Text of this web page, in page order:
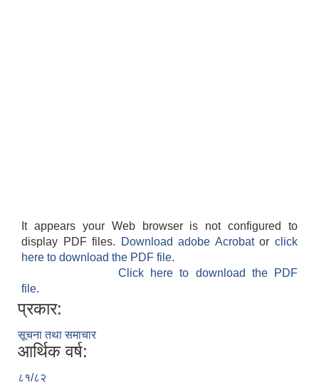
It appears your Web browser is not configured to
display PDF files.
Download adobe Acrobatorclick
here to download the PDF file.
Click here to download the PDF
file.
प्रकार:
सूचना तथा समाचार
आर्थिक वर्ष:
८१/८२